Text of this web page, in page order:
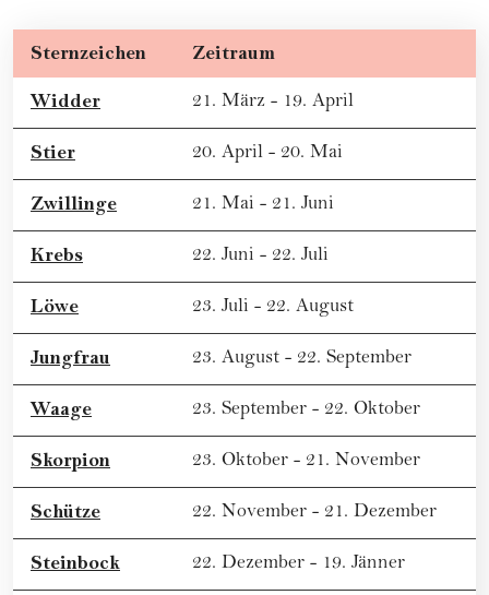
Sternzeichen Zeitraum
Widder 21. März - 19. April
Stier 20. April - 20. Mai
Zwillinge 21. Mai - 21. Juni
Krebs 22. Juni - 22. Juli
Löwe 23. Juli - 22. August
Jungfrau 23. August - 22. September
Waage 23. September - 22. Oktober
Skorpion 23. Oktober - 21. November
Schütze 22. November - 21. Dezember
Steinbock 22. Dezember - 19. Jänner